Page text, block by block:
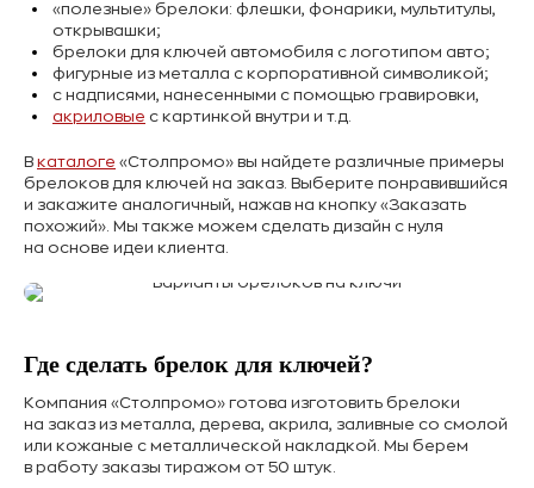
«полезные» брелоки: флешки, фонарики, мультитулы,
открывашки;
брелоки для ключей автомобиля с логотипом авто;
фигурные из металла с корпоративной символикой;
с надписями, нанесенными с помощью гравировки,
акриловые с картинкой внутри и т.д.
В каталоге «Столпромо» вы найдете различные примеры
брелоков для ключей на заказ. Выберите понравившийся
и закажите аналогичный, нажав на кнопку «Заказать
похожий». Мы также можем сделать дизайн с нуля
на основе идеи клиента.
Где сделать брелок для ключей?
Компания «Столпромо» готова изготовить брелоки
на заказ из металла, дерева, акрила, заливные со смолой
или кожаные с металлической накладкой. Мы берем
в работу заказы тиражом от 50 штук.